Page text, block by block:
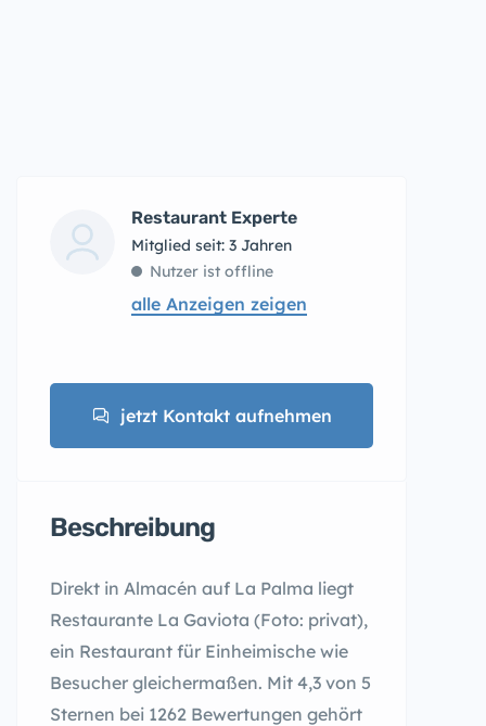
Restaurant Experte
Mitglied seit: 3 Jahren
Nutzer ist offline
alle Anzeigen zeigen
jetzt Kontakt aufnehmen
Beschreibung
Direkt in Almacén auf La Palma liegt
Restaurante La Gaviota (Foto: privat),
ein Restaurant für Einheimische wie
Besucher gleichermaßen. Mit 4,3 von 5
Sternen bei 1262 Bewertungen gehört